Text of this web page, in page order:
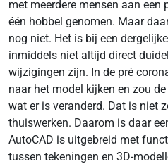
met meerdere mensen aan een
één hobbel genomen. Maar
nog niet. Het is bij een
inmiddels niet altijd direct
wijzigingen zijn. In de pré
naar het model kijken en zou
wat er is veranderd. Dat is niet
thuiswerken. Daarom is daar
AutoCAD is uitgebreid met
tussen tekeningen en 3D-